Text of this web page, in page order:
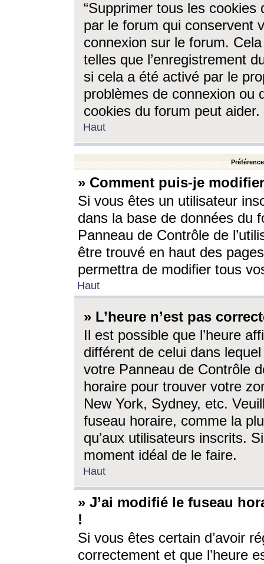
“Supprimer tous les cookies
par le forum qui conservent
connexion sur le forum.
telles que l’enregistrement
si cela a été activé par le
problèmes de connexion ou
cookies du forum peut aider.
Haut
» Comment puis-je
Si vous êtes un utilisateur
dans la base de données du
Panneau de Contrôle de
être trouvé en haut des
permettra de modifier tous
Haut
» L’heure n’est pas
Il est possible que l’heure
différent de celui dans
votre Panneau de Contrôle
horaire pour trouver votre
New York, Sydney, etc.
fuseau horaire, comme la
qu’aux utilisateurs inscrits.
moment idéal de le faire.
Haut
» J’ai modifié le fuseau
!
Si vous êtes certain d’avoir
correctement et que l’heure